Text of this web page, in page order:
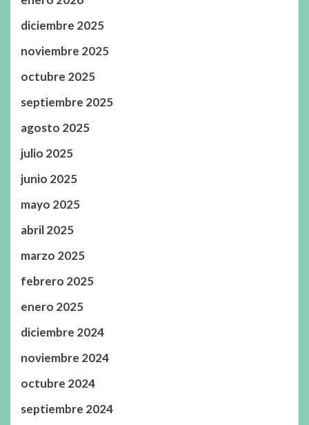
diciembre 2025
noviembre 2025
octubre 2025
septiembre 2025
agosto 2025
julio 2025
junio 2025
mayo 2025
abril 2025
marzo 2025
febrero 2025
enero 2025
diciembre 2024
noviembre 2024
octubre 2024
septiembre 2024